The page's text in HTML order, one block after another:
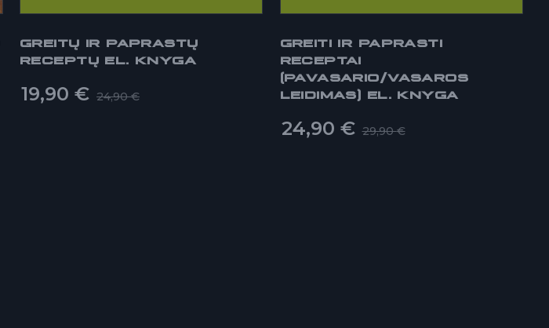
GREITŲ IR PAPRASTŲ
RECEPTŲ EL. KNYGA
24,90€
19,90 €
GREITI IR PAPRASTI
RECEPTAI
(PAVASARIO/VASAROS
LEIDIMAS) EL. KNYGA
29,90€
24,90 €